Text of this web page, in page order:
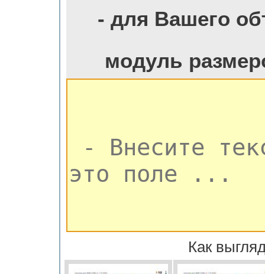
- для Вашего
модуль
Как